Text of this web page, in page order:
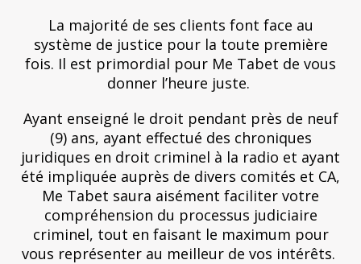
La majorité de ses clients font face au
système de justice pour la toute première
fois. Il est primordial pour Me Tabet de vous
donner l’heure juste.
Ayant enseigné le droit pendant près de neuf
(9) ans, ayant effectué des chroniques
juridiques en droit criminel à la radio et ayant
été impliquée auprès de divers comités et CA,
Me Tabet saura aisément faciliter votre
compréhension du processus judiciaire
criminel, tout en faisant le maximum pour
vous représenter au meilleur de vos intérêts.